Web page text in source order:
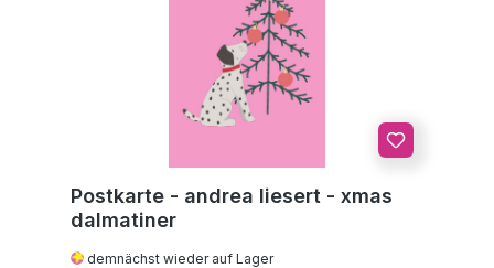
Postkarte - andrea liesert - xmas
dalmatiner
demnächst wieder auf Lager